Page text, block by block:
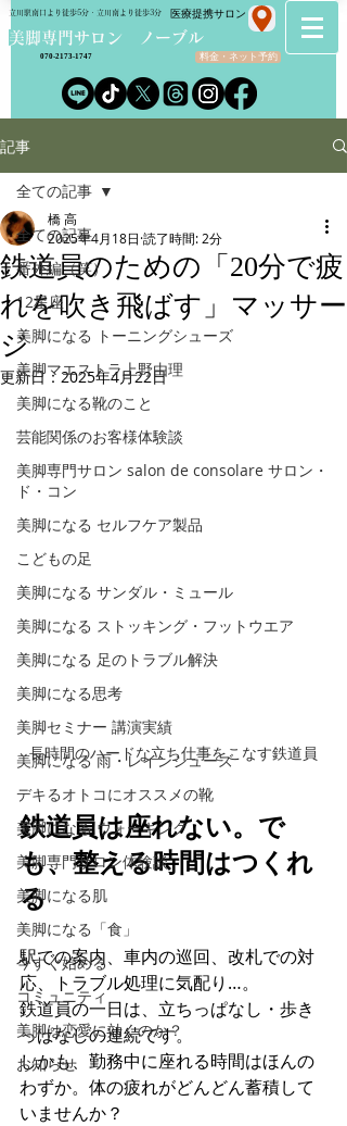
​美脚専門サロン ノーブル
立川駅南口より徒歩5分・立川南より徒歩3分
料金・ネット予約
070-2173-1747
​医療提携サロン
記事
全ての記事
番外編（笑）
12星座
美脚になる トーニングシューズ
美脚マエストラ上野由理
美脚になる靴のこと
芸能関係のお客様体験談
美脚専門サロン salon de consolare サロン・
ド・コン
美脚になる セルフケア製品
こどもの足
美脚になる サンダル・ミュール
美脚になる ストッキング・フットウエア
美脚になる 足のトラブル解決
美脚になる思考
美脚セミナー 講演実績
美脚になる 雨・レインシューズ
デキるオトコにオススメの靴
美脚になる ウォーキング
美脚専門サロン体験談
美脚になる肌
美脚になる「食」
今すぐ始める
コミュニティ
美脚は恋愛に効くのか？
お知らせ
全ての記事
鉄道員のための「20分で疲
れを吹き飛ばす」マッサー
ジ
橋 高
2025年4月18日 読了時間: 2分
更新日：2025年4月22日
長時間のハードな立ち仕事をこなす鉄道員
鉄道員は座れない。で
も、整える時間はつくれ
る
駅での案内、車内の巡回、改札での対
応、トラブル処理に気配り…。
鉄道員の一日は、立ちっぱなし・歩き
っぱなしの連続です。
しかも、勤務中に座れる時間はほんの
わずか。体の疲れがどんどん蓄積して
いませんか？